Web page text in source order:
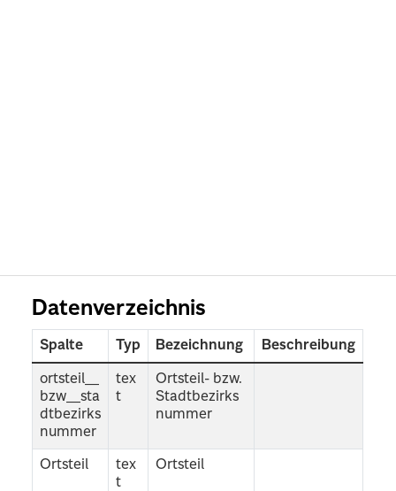
Datenverzeichnis
Spalte Typ Bezeichnung Beschreibung
ortsteil__
bzw__sta
dtbezirks
nummer
tex
t
Ortsteil- bzw.
Stadtbezirks
nummer
Ortsteil
tex
t
Ortsteil